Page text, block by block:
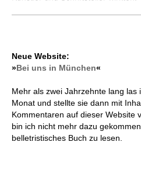
Neue Website:
»Bei uns in München«
Mehr als zwei Jahrzehnte lang
Monat und stellte sie dann mit
Kommentaren auf dieser Website
bin ich nicht mehr dazu
belletristisches Buch zu lesen.